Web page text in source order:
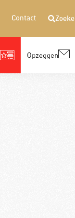
Contact
Opzeggen